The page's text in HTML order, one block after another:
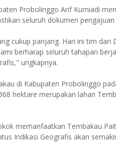
Probolinggo Arif Kurniadi
seluruh dokumen
cukup panjang. Hari ini tim dari
berharap seluruh tahapan
ungkapnya.
di Kabupaten Probolinggo
hektare merupakan lahan
memanfaatkan Tembakau
Indikasi Geografis akan